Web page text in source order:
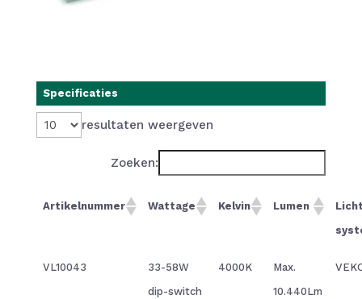
Specificaties
resultaten weergeven
Zoeken:
Artikelnummer Wattage Kelvin Lumen
VL10043
33-58W
dip-switch
4000K
Max.
10.440Lm